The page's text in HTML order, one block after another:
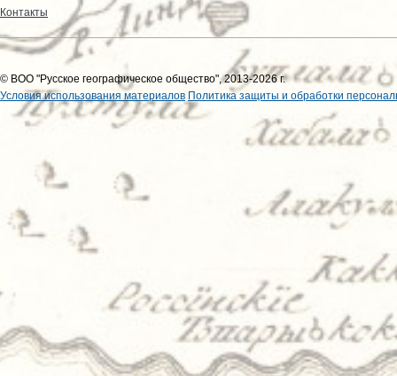
Контакты
© ВОО "Русское географическое общество", 2013-2026 г.
Условия использования материалов Политика защиты и обработки